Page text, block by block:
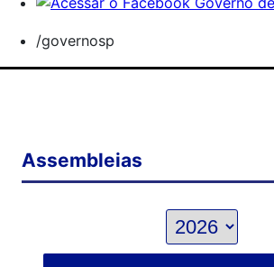
/governosp
Assembleias